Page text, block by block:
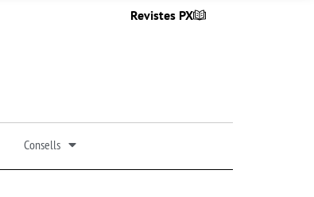
Revistes PX
Consells